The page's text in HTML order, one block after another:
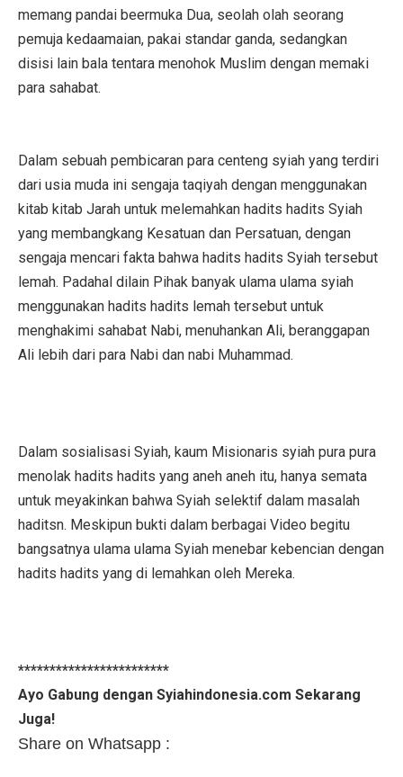
memang pandai beermuka Dua, seolah olah seorang
pemuja kedaamaian, pakai standar ganda, sedangkan
disisi lain bala tentara menohok Muslim dengan memaki
para sahabat.
Dalam sebuah pembicaran para centeng syiah yang terdiri
dari usia muda ini sengaja taqiyah dengan menggunakan
kitab kitab Jarah untuk melemahkan hadits hadits Syiah
yang membangkang Kesatuan dan Persatuan, dengan
sengaja mencari fakta bahwa hadits hadits Syiah tersebut
lemah. Padahal dilain Pihak banyak ulama ulama syiah
menggunakan hadits hadits lemah tersebut untuk
menghakimi sahabat Nabi, menuhankan Ali, beranggapan
Ali lebih dari para Nabi dan nabi Muhammad.
Dalam sosialisasi Syiah, kaum Misionaris syiah pura pura
menolak hadits hadits yang aneh aneh itu, hanya semata
untuk meyakinkan bahwa Syiah selektif dalam masalah
haditsn. Meskipun bukti dalam berbagai Video begitu
bangsatnya ulama ulama Syiah menebar kebencian dengan
hadits hadits yang di lemahkan oleh Mereka.
************************
Ayo Gabung dengan Syiahindonesia.com Sekarang
Juga!
Share on Whatsapp :